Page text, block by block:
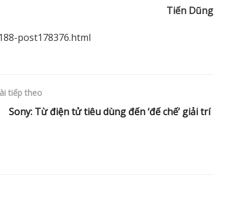
Tiến Dũng
post178376.html
tiếp theo
Sony: Từ điện tử tiêu dùng đến ‘đế chế’ giải trí